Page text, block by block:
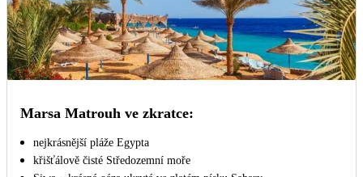
Marsa Matrouh ve zkratce:
nejkrásnější pláže Egypta
křišťálově čisté Středozemní moře